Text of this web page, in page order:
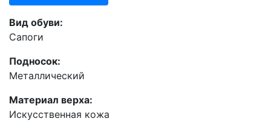
Вид обуви:
Сапоги
Подносок:
Металлический
Материал верха:
Искусственная кожа